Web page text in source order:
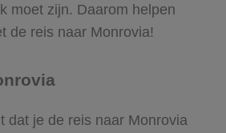
moet zijn. Daarom helpen
de reis naar Monrovia!
dat je de reis naar Monrovia